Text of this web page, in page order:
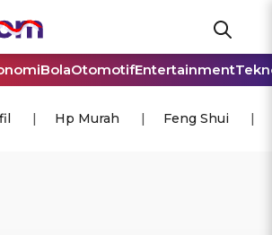
BolaOtomotifEntertainment
Hp Murah Feng Shui